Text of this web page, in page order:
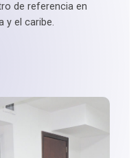
de referencia en
y el caribe.